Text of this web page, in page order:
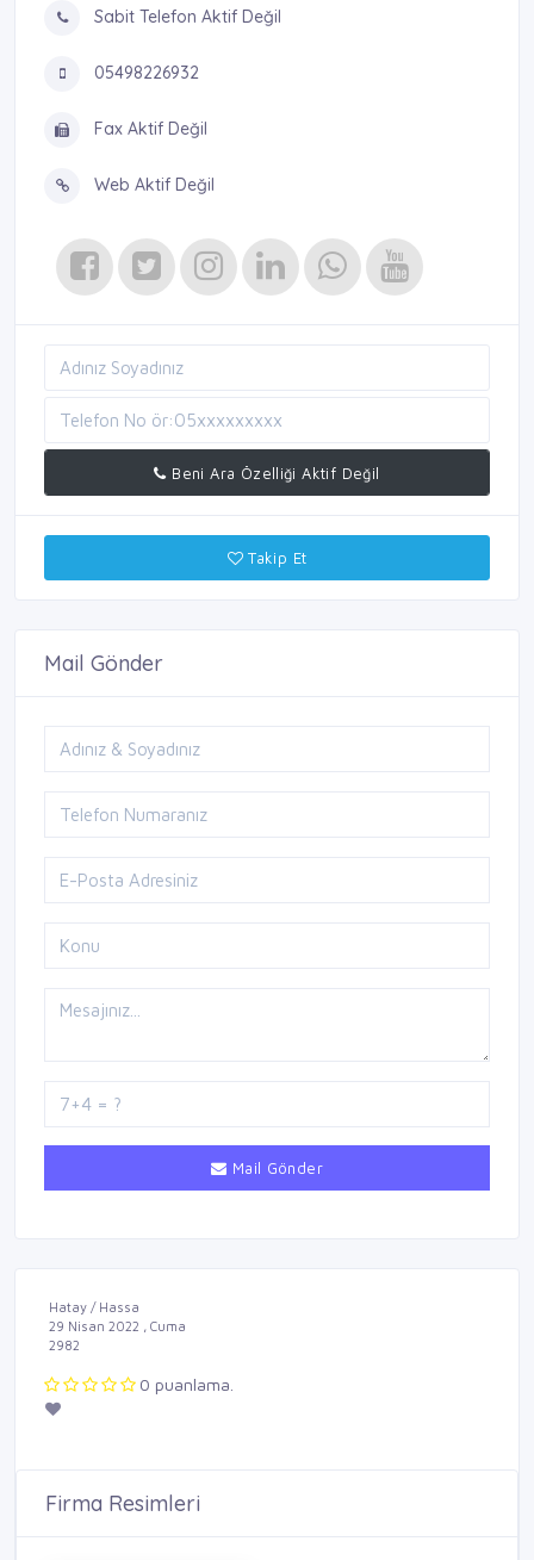
Sabit Telefon Aktif Değil
05498226932
Fax Aktif Değil
Web Aktif Değil
Beni Ara Özelliği Aktif Değil
Takip Et
Mail Gönder
Mail Gönder
Hatay / Hassa
29 Nisan 2022 , Cuma
2982
0 puanlama.
Firma Resimleri